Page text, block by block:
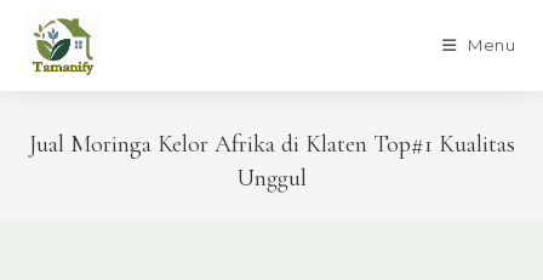
content
Menu
Jual Moringa Kelor Afrika di Klaten Top#1 Kualitas
Unggul